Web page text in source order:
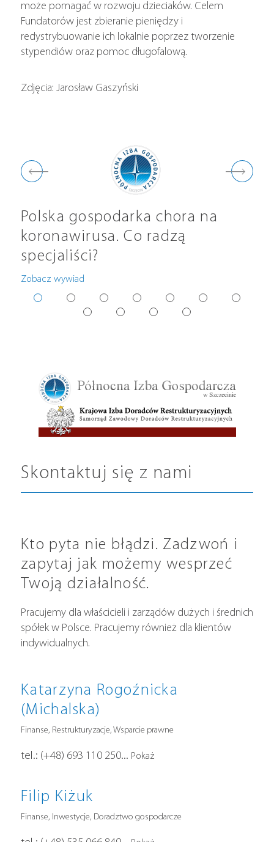
może pomagać w rozwoju dzieciaków. Celem
Fundatorów jest zbieranie pieniędzy i
redystrybuowanie ich lokalnie poprzez tworzenie
stypendiów oraz pomoc długofalową.
Zdjęcia: Jarosław Gaszyński
Polska gospodarka chora na
koronawirusa. Co radzą
specjaliści?
Zobacz wywiad
Skontaktuj się z nami
Kto pyta nie błądzi. Zadzwoń i
zapytaj jak możemy wesprzeć
Twoją działalność.
Pracujemy dla właścicieli i zarządów dużych i średnich
spółek w Polsce. Pracujemy również dla klientów
indywidualnych.
Katarzyna Rogoźnicka
(Michalska)
Finanse, Restrukturyzacje, Wsparcie prawne
tel.: (+48) 693 110 250... Pokaż
Filip Kiżuk
Finanse, Inwestycje, Doradztwo gospodarcze